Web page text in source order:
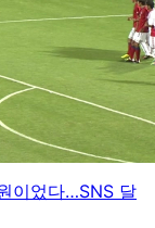
이었다…SNS 달